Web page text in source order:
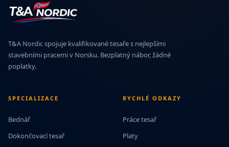
T&A Nordic spojuje kvalifikované tesaře s nejlepšími
stavebními pracemi v Norsku. Bezplatný nábor, žádné
poplatky.
SPECIALIZACE
Bednář
Dokončovací tesař
RYCHLÉ ODKAZY
Práce tesař
Platy